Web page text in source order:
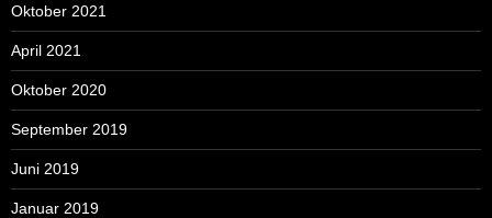
Oktober 2021
April 2021
Oktober 2020
September 2019
Juni 2019
Januar 2019